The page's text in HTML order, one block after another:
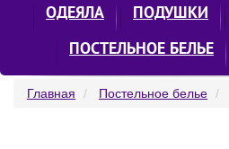
ОДЕЯЛА ПОДУШКИ
ПОСТЕЛЬНОЕ БЕЛЬЕ
Главная Постельное белье